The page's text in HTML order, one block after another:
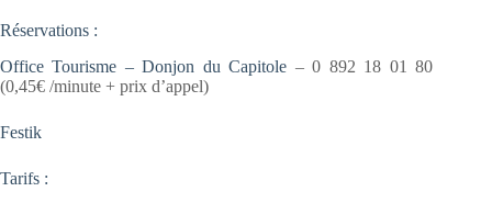
Réservations :
Office Tourisme – Donjon du Capitole – 0 892 18 01 80
(0,45€ /minute + prix d’appel)
Festik
Tarifs :